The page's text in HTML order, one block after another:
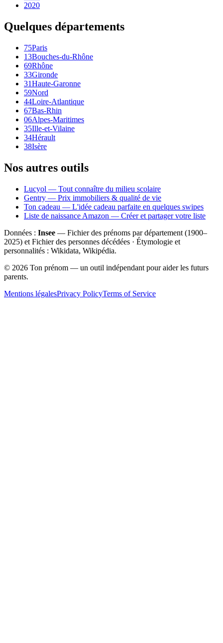
2020
Quelques départements
75Paris
13Bouches-du-Rhône
69Rhône
33Gironde
31Haute-Garonne
59Nord
44Loire-Atlantique
67Bas-Rhin
06Alpes-Maritimes
35Ille-et-Vilaine
34Hérault
38Isère
Nos autres outils
Lucyol — Tout connaître du milieu scolaire
Gentry — Prix immobiliers & qualité de vie
Ton cadeau — L'idée cadeau parfaite en quelques swipes
Liste de naissance Amazon — Créer et partager votre liste
Données : Insee — Fichier des prénoms par département (1900–
2025) et Fichier des personnes décédées · Étymologie et
personnalités : Wikidata, Wikipédia.
© 2026 Ton prénom — un outil indépendant pour aider les futurs
parents.
Mentions légalesPrivacy PolicyTerms of Service